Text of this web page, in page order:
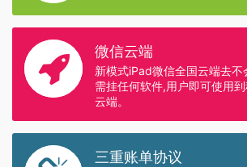
微信云端
新模式iPad微信全国云端去
需挂任何软件,用户即可使用
云端。
三重账单协议